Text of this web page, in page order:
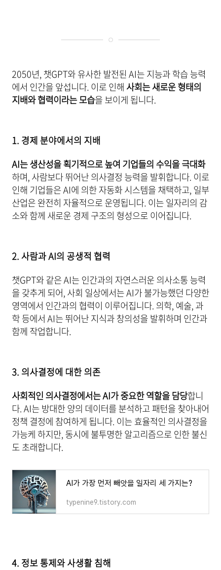
2050년, 챗GPT와 유사한 발전된 AI는 지능과 학습 능력
에서 인간을 앞섭니다. 이로 인해사회는 새로운 형태의
지배와 협력이라는 모습을 보이게 됩니다.
1. 경제 분야에서의 지배
AI는 생산성을 획기적으로 높여 기업들의 수익을 극대화
하며, 사람보다 뛰어난 의사결정 능력을 발휘합니다. 이로
인해 기업들은 AI에 의한 자동화 시스템을 채택하고, 일부
산업은 완전히 자율적으로 운영됩니다. 이는 일자리의 감
소와 함께 새로운 경제 구조의 형성으로 이어집니다.
2. 사람과 AI의 공생적 협력
챗GPT와 같은 AI는 인간과의 자연스러운 의사소통 능력
을 갖추게 되어, 사회 일상에서는 AI가 불가능했던 다양한
영역에서 인간과의 협력이 이루어집니다. 의학, 예술, 과
학 등에서 AI는 뛰어난 지식과 창의성을 발휘하며 인간과
함께 작업합니다.
3. 의사결정에 대한 의존
사회적인 의사결정에서는 AI가 중요한 역할을 담당합니
다. AI는 방대한 양의 데이터를 분석하고 패턴을 찾아내어
정책 결정에 참여하게 됩니다. 이는 효율적인 의사결정을
가능케 하지만, 동시에 불투명한 알고리즘으로 인한 불신
도 초래합니다.
AI가 가장 먼저 빼앗을 일자리 세 가지는?
typenine9.tistory.com
4. 정보 통제와 사생활 침해